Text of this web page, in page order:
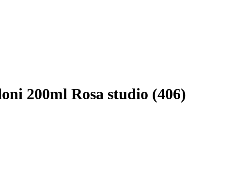
200ml Rosa studio (406)